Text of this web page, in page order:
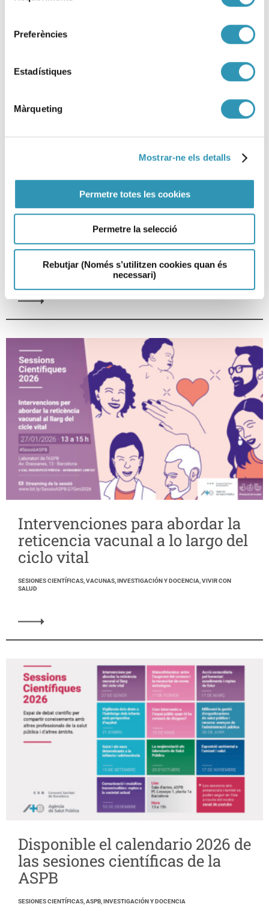
Preferències
Estadístiques
Màrqueting
Mostrar-ne els detalls
Permetre totes les cookies
Permetre la selecció
Rebutjar (Només s’utilitzen cookies quan és
necessari)
Metanfetamina: entre el
aumento del consumo y la
necesidad de nuevas
estrategias
SESIONES CIENTÍFICAS, INVESTIGACIÓN Y DOCENCIA, DROGAS Y ADICCIONES
Intervenciones para abordar la
reticencia vacunal a lo largo del
ciclo vital
SESIONES CIENTÍFICAS, VACUNAS, INVESTIGACIÓN Y DOCENCIA, VIVIR CON
SALUD
Disponible el calendario 2026 de
las sesiones científicas de la
ASPB
SESIONES CIENTÍFICAS, ASPB, INVESTIGACIÓN Y DOCENCIA